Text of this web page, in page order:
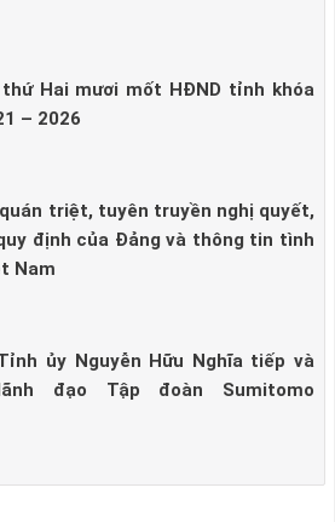
Hai mươi mốt HĐND tỉnh khóa
– 2026
triệt, tuyên truyền nghị quyết,
định của Đảng và thông tin tình
Nam
ủy Nguyễn Hữu Nghĩa tiếp và
đạo Tập đoàn Sumitomo